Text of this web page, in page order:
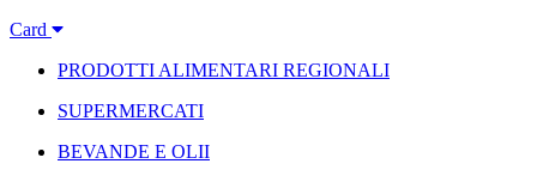
Card
PRODOTTI ALIMENTARI REGIONALI
SUPERMERCATI
BEVANDE E OLII